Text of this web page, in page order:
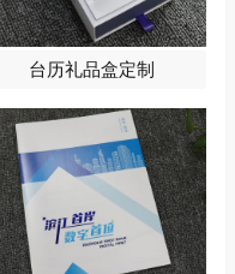
台历礼品盒定制